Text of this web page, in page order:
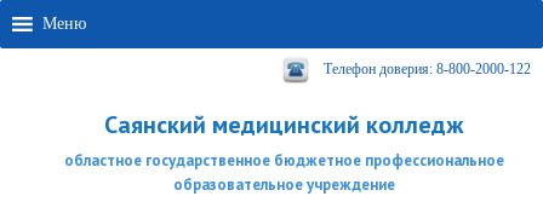
Меню
Телефон доверия: 8-800-2000-122
Саянский медицинский колледж
областное государственное бюджетное профессиональное
образовательное учреждение